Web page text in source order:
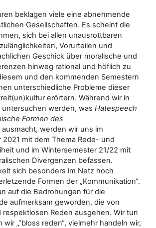
beklagen viele eine abnehmende
Gesellschaften. Es scheint die
sich bei allen unausrottbaren
Vorurteilen und
Geschick über moralische und
hinweg rational und höflich zu
und den kommenden Semestern
unterschiedliche Probleme dieser
erörtern. Während wir in
werden, was Hatespeech
Formen des
ausmacht, werden wir uns im
mit dem Thema Rede- und
und im Wintersemester 21/22 mit
Divergenzen befassen.
sich besonders im Netz hoch
Formen der „Kommunikation“.
auf die Bedrohungen für die
aufmerksam geworden, die von
Reden ausgehen. Wir tun
„“bloss reden“, vielmehr handeln wir,